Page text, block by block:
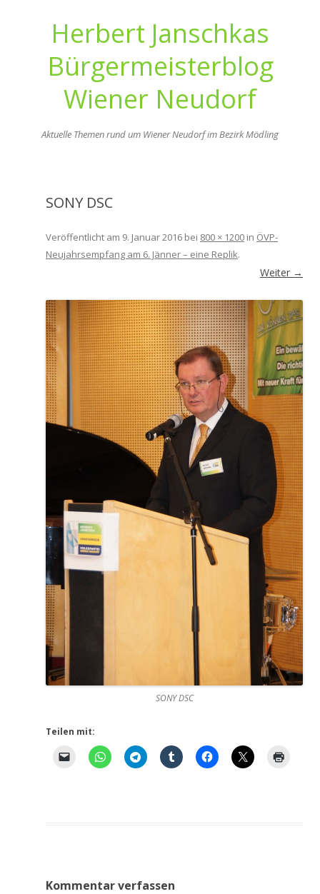
Herbert Janschkas
Bürgermeisterblog
Wiener Neudorf
Aktuelle Themen rund um Wiener Neudorf im Bezirk Mödling
SONY DSC
Veröffentlicht am 9. Januar 2016 bei 800 × 1200 in ÖVP-
Neujahrsempfang am 6. Jänner – eine Replik.
Weiter →
SONY DSC
Teilen mit:
Kommentar verfassen